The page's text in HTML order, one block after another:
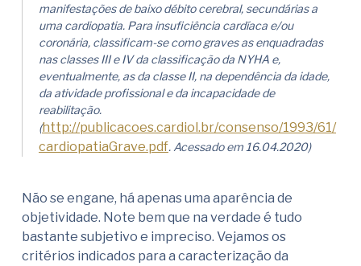
manifestações de baixo débito cerebral, secundárias a
uma cardiopatia. Para insuficiência cardíaca e/ou
coronária, classificam-se como graves as enquadradas
nas classes III e IV da classificação da NYHA e,
eventualmente, as da classe II, na dependência da idade,
da atividade profissional e da incapacidade de
reabilitação.
(http://publicacoes.cardiol.br/consenso/1993/61/
cardiopatiaGrave.pdf. Acessado em 16.04.2020)
Não se engane, há apenas uma aparência de
objetividade. Note bem que na verdade é tudo
bastante subjetivo e impreciso. Vejamos os
critérios indicados para a caracterização da